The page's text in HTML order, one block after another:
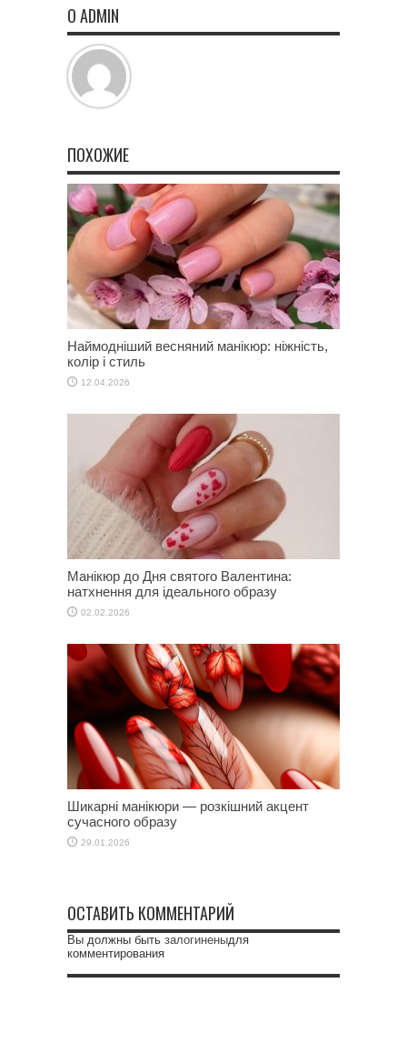
О ADMIN
ПОХОЖИЕ
Наймодніший весняний манікюр: ніжність,
колір і стиль
12.04.2026
Манікюр до Дня святого Валентина:
натхнення для ідеального образу
02.02.2026
Шикарні манікюри — розкішний акцент
сучасного образу
29.01.2026
ОСТАВИТЬ КОММЕНТАРИЙ
Вы должны быть залогиненыдля
комментирования